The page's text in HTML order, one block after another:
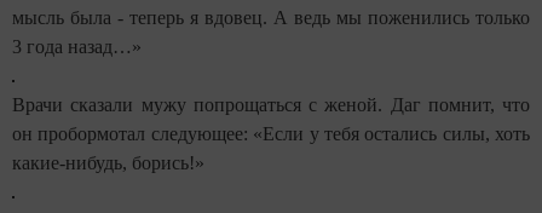
мысль была - теперь я вдовец. А ведь мы поженились только
3 года назад…»
Врачи сказали мужу попрощаться с женой. Даг помнит, что
он пробормотал следующее: «Если у тебя остались силы, хоть
какие-нибудь, борись!»